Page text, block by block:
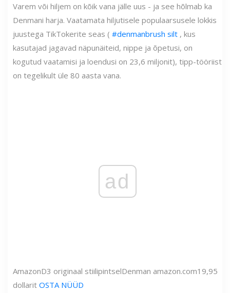
Varem või hiljem on kõik vana jälle uus - ja see hõlmab ka
Denmani harja. Vaatamata hiljutisele populaarsusele lokkis
juustega TikTokerite seas ( #denmanbrush silt , kus
kasutajad jagavad näpunäiteid, nippe ja õpetusi, on
kogutud vaatamisi ja loendusi on 23,6 miljonit), tipp-tööriist
on tegelikult üle 80 aasta vana.
ad
AmazonD3 originaal stiilipintselDenman amazon.com19,95
dollarit OSTA NÜÜD